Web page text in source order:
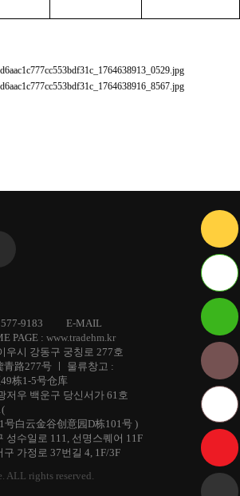
1577-9183 E-MAIL
PAGE : www.tradehm.kr
우시 강동구 궁칭로 277호
路277号 ㅣ 물류창고 :
栋1-5号仓库
저우 백운구 당신서가 61호
号白云金谷创意园D栋101号 )
성수일로 111, 선명스퀘어 11F
가정로 37번길 4, 1F/3F
ALL rights reserved.